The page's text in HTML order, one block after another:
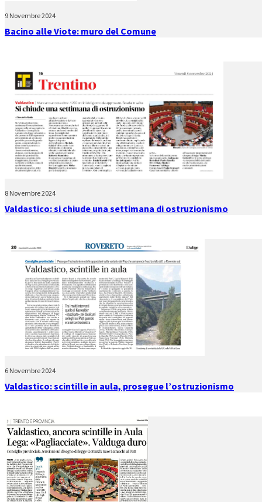
9 Novembre 2024
Bacino alle Viote: muro del Comune
8 Novembre 2024
Valdastico: si chiude una settimana di ostruzionismo
6 Novembre 2024
Valdastico: scintille in aula, prosegue l’ostruzionismo